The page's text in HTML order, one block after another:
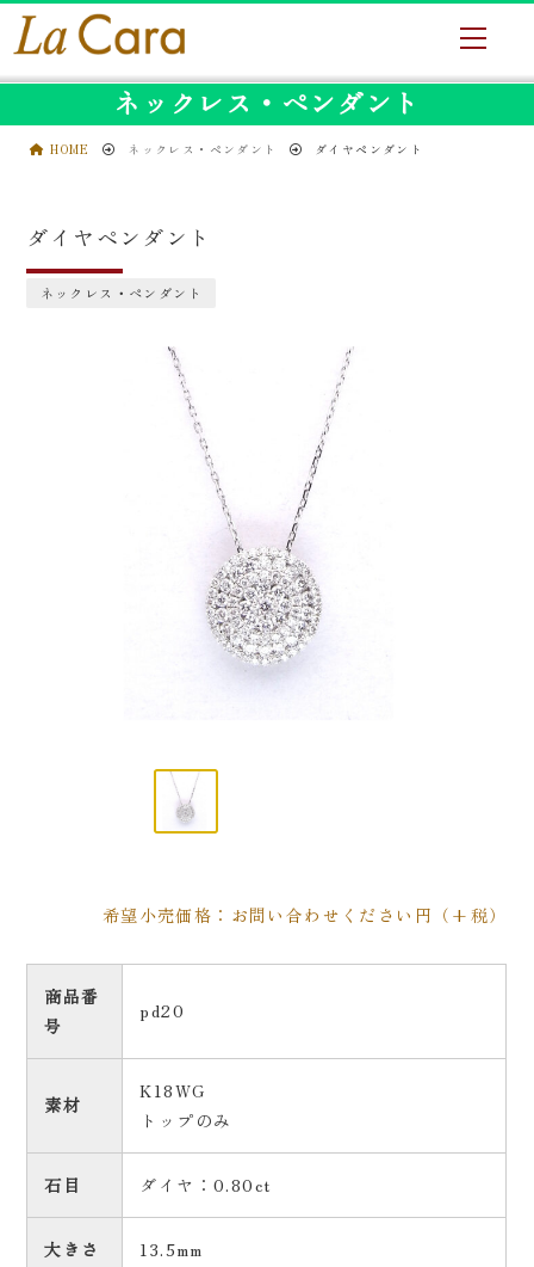
ネックレス・ペンダント
HOME ネックレス・ペンダント ダイヤペンダント
ダイヤペンダント
ネックレス・ペンダント
希望小売価格：お問い合わせください円（+税）
商品番
号
pd20
素材
K18WG
トップのみ
石目 ダイヤ：0.80ct
大きさ 13.5mm